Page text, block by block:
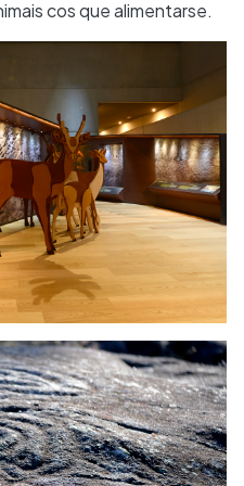
cos que alimentarse.